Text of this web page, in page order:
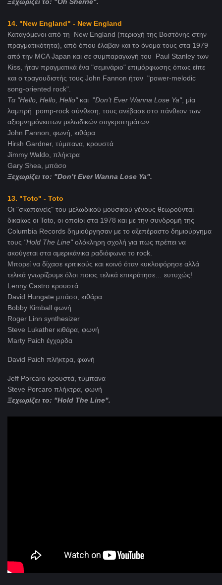
Ξεχωρίζει το: "Oh Sherrie".
14. "New England" - New England
Καταγόμενοι από τη New England (περιοχή της Βοστόνης στην
πραγματικότητα), από όπου έλαβαν και το όνομα τους στα 1979
από την MCA Japan και σε συμπαραγωγή του Paul Stanley των
Kiss, ήταν πραγματικά ένα "σεμινάριο" επιμόρφωσης όπως είπε
και ο τραγουδιστής τους John Fannon ήταν "power-melodic
song-oriented rock".
Τα "Hello, Hello, Hello"και "Don’t Ever Wanna Lose Ya", μία
λαμπρή pomp-rock σύνθεση, τους ανέβασε στο πάνθεον των
αξιομνημόνευτων μελωδικών συγκροτημάτων.
John Fannon, φωνή, κιθάρα
Hirsh Gardner, τύμπανα, κρουστά
Jimmy Waldo, πλήκτρα
Gary Shea, μπάσο
Ξεχωρίζει το: "Don’t Ever Wanna Lose Ya".
13. "Toto" - Toto
Οι "σκαπανείς" του μελωδικού μουσικού γένους θεωρούνται
δικαίως οι Toto, οι οποίοι στα 1978 και με την συνδρομή της
Columbia Records δημιούργησαν με το αξεπέραστο δημιούργημα
τους "Hold The Line"ολόκληρη σχολή για πως πρέπει να
ακούγεται στα αμερικάνικα ραδιόφωνα το rock.
Μπορεί να δίχασε κριτικούς και κοινό όταν κυκλοφόρησε αλλά
τελικά γνωρίζουμε όλοι ποιος τελικά επικράτησε… ευτυχώς!
Lenny Castro κρουστά
David Hungate μπάσο, κιθάρα
Bobby Kimball φωνή
Roger Linn synthesizer
Steve Lukather κιθάρα, φωνή
Marty Paich έγχορδα
David Paich πλήκτρα, φωνή
Jeff Porcaro κρουστά, τύμπανα
Steve Porcaro πλήκτρα, φωνή
Ξεχωρίζει το: "Hold The Line".